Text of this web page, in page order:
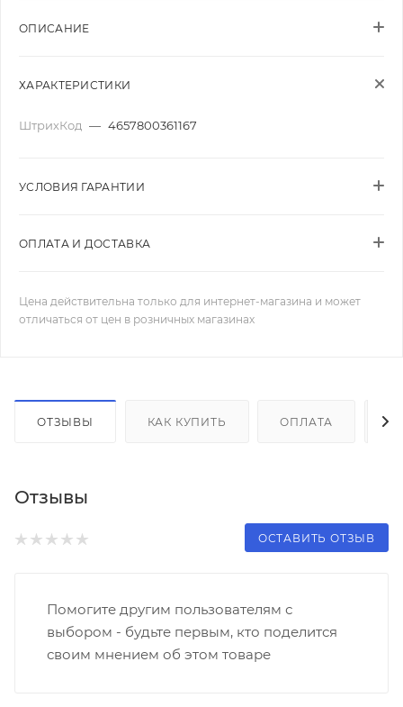
ОПИСАНИЕ
ХАРАКТЕРИСТИКИ
ШтрихКод — 4657800361167
УСЛОВИЯ ГАРАНТИИ
ОПЛАТА И ДОСТАВКА
Цена действительна только для интернет-магазина и может
отличаться от цен в розничных магазинах
ОТЗЫВЫ КАК КУПИТЬ ОПЛАТА
Отзывы
ОСТАВИТЬ ОТЗЫВ
Помогите другим пользователям с
выбором - будьте первым, кто поделится
своим мнением об этом товаре